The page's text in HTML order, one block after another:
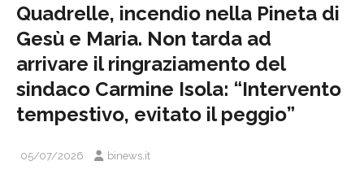
Quadrelle, incendio nella Pineta di
Gesù e Maria. Non tarda ad
arrivare il ringraziamento del
sindaco Carmine Isola: “Intervento
tempestivo, evitato il peggio”
05/07/2026 binews.it